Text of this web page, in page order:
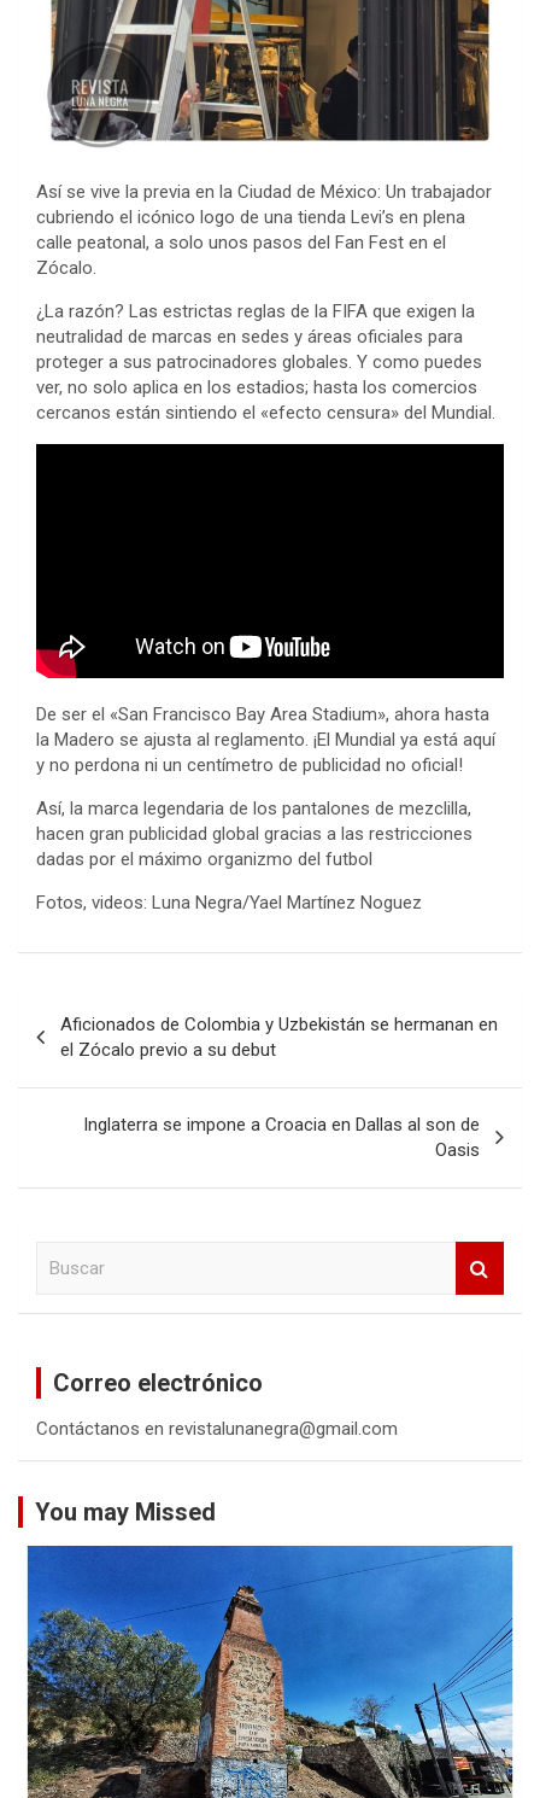
Así se vive la previa en la Ciudad de México: Un trabajador
cubriendo el icónico logo de una tienda Levi’s en plena
calle peatonal, a solo unos pasos del Fan Fest en el
Zócalo.
¿La razón? Las estrictas reglas de la FIFA que exigen la
neutralidad de marcas en sedes y áreas oficiales para
proteger a sus patrocinadores globales. Y como puedes
ver, no solo aplica en los estadios; hasta los comercios
cercanos están sintiendo el «efecto censura» del Mundial.
De ser el «San Francisco Bay Area Stadium», ahora hasta
la Madero se ajusta al reglamento. ¡El Mundial ya está aquí
y no perdona ni un centímetro de publicidad no oficial!
Así, la marca legendaria de los pantalones de mezclilla,
hacen gran publicidad global gracias a las restricciones
dadas por el máximo organizmo del futbol
Fotos, videos: Luna Negra/Yael Martínez Noguez
de
entradas
Aficionados de Colombia y Uzbekistán se hermanan en
el Zócalo previo a su debut
Inglaterra se impone a Croacia en Dallas al son de
Oasis
Correo electrónico
Contáctanos en revistalunanegra@gmail.com
You may Missed